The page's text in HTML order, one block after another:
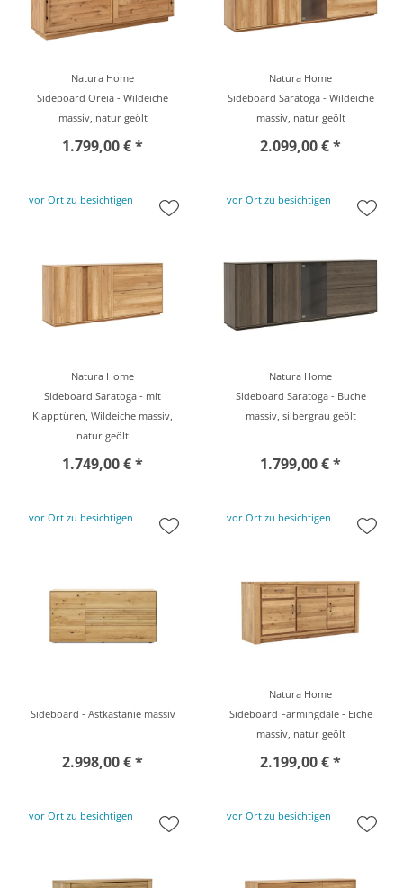
Natura Home
Sideboard Oreia - Wildeiche
massiv, natur geölt
1.799,00 € *
Natura Home
Sideboard Saratoga - Wildeiche
massiv, natur geölt
2.099,00 € *
vor Ort zu besichtigen
Natura Home
Sideboard Saratoga - mit
Klapptüren, Wildeiche massiv,
natur geölt
1.749,00 € *
vor Ort zu besichtigen
Natura Home
Sideboard Saratoga - Buche
massiv, silbergrau geölt
1.799,00 € *
vor Ort zu besichtigen
Sideboard - Astkastanie massiv
2.998,00 € *
vor Ort zu besichtigen
Natura Home
Sideboard Farmingdale - Eiche
massiv, natur geölt
2.199,00 € *
vor Ort zu besichtigen vor Ort zu besichtigen